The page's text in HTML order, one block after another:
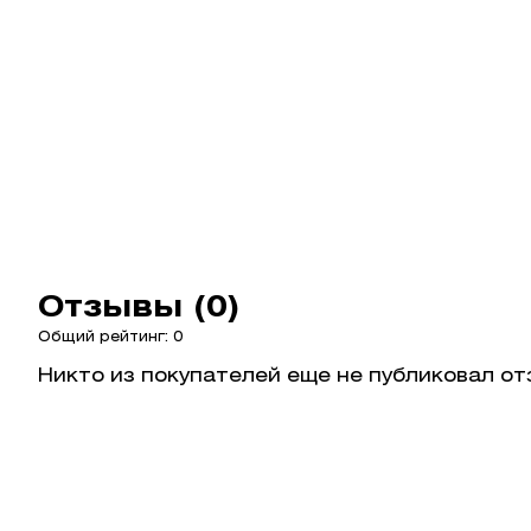
Отзывы (0)
Общий рейтинг: 0
Никто из покупателей еще не публиковал